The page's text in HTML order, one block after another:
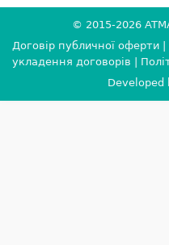
© 2015-2026
Договір публичної оферти
укладення договорів
Developed